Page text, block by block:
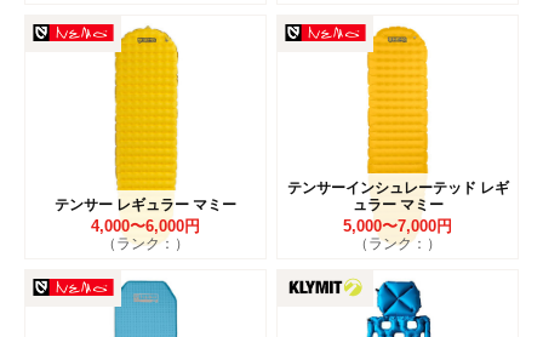
テンサー レギュラー マミー
4,000〜6,000円
（ランク：）
テンサーインシュレーテッド レギ
ュラー マミー
5,000〜7,000円
（ランク：）